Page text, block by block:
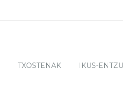
TXOSTENAK IKUS-